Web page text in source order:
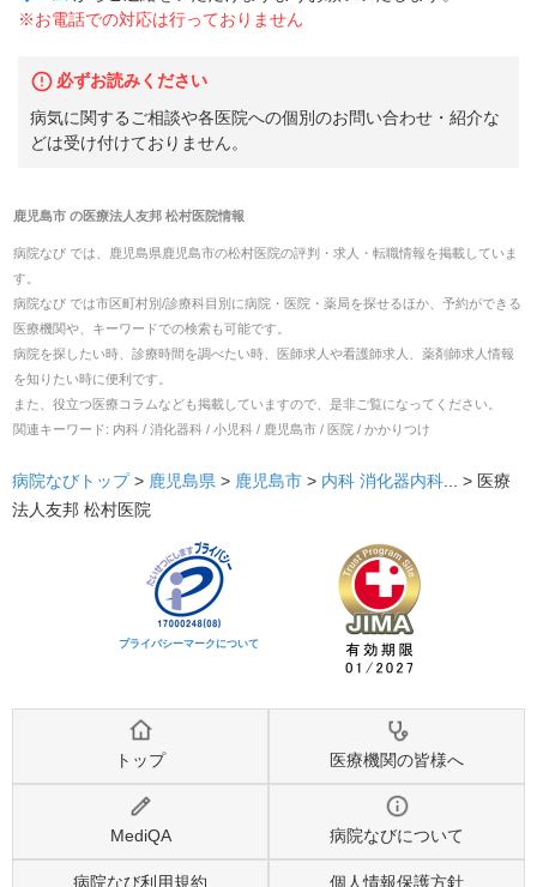
※お電話での対応は行っておりません
必ずお読みください
病気に関するご相談や各医院への個別のお問い合わせ・紹介な
どは受け付けておりません。
鹿児島市の医療法人友邦 松村医院情報
病院なび では、 鹿児島県 鹿児島市の松村医院の評判・求人・転職情報を掲載していま
す。
病院なび では市区町村別/診療科目別に病院・医院・薬局を探せるほか、予約ができる
医療機関や、キーワードでの検索も可能です。
病院を探したい時、診療時間を調べたい時、医師求人や看護師求人、薬剤師求人情報
を知りたい時に便利です。
また、役立つ医療コラムなども掲載していますので、是非ご覧になってください。
関連キーワード: 内科 / 消化器科 / 小児科 / 鹿児島市 / 医院 / かかりつけ
病院なびトップ > 鹿児島県 > 鹿児島市 > 内科 消化器内科... > 医療
法人友邦 松村医院
プライバシーマークについて
トップ 医療機関の皆様へ
MediQA 病院なびについて
病院なび利用規約 個人情報保護方針